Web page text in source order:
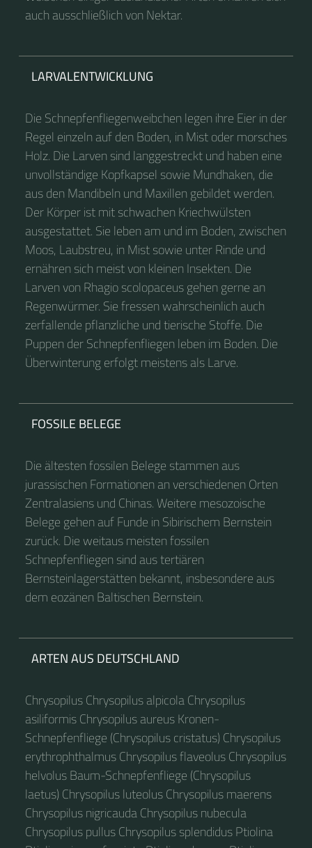
auch ausschließlich von Nektar.
LARVALENTWICKLUNG
Die Schnepfenfliegenweibchen legen ihre Eier in der
Regel einzeln auf den Boden, in Mist oder morsches
Holz. Die Larven sind langgestreckt und haben eine
unvollständige Kopfkapsel sowie Mundhaken, die
aus den Mandibeln und Maxillen gebildet werden.
Der Körper ist mit schwachen Kriechwülsten
ausgestattet. Sie leben am und im Boden, zwischen
Moos, Laubstreu, in Mist sowie unter Rinde und
ernähren sich meist von kleinen Insekten. Die
Larven von Rhagio scolopaceus gehen gerne an
Regenwürmer. Sie fressen wahrscheinlich auch
zerfallende pflanzliche und tierische Stoffe. Die
Puppen der Schnepfenfliegen leben im Boden. Die
Überwinterung erfolgt meistens als Larve.
FOSSILE BELEGE
Die ältesten fossilen Belege stammen aus
jurassischen Formationen an verschiedenen Orten
Zentralasiens und Chinas. Weitere mesozoische
Belege gehen auf Funde in Sibirischem Bernstein
zurück. Die weitaus meisten fossilen
Schnepfenfliegen sind aus tertiären
Bernsteinlagerstätten bekannt, insbesondere aus
dem eozänen Baltischen Bernstein.
ARTEN AUS DEUTSCHLAND
Chrysopilus Chrysopilus alpicola Chrysopilus
asiliformis Chrysopilus aureus Kronen-
Schnepfenfliege (Chrysopilus cristatus) Chrysopilus
erythrophthalmus Chrysopilus flaveolus Chrysopilus
helvolus Baum-Schnepfenfliege (Chrysopilus
laetus) Chrysopilus luteolus Chrysopilus maerens
Chrysopilus nigricauda Chrysopilus nubecula
Chrysopilus pullus Chrysopilus splendidus Ptiolina